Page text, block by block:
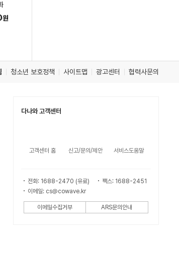
원
청소년 보호정책 사이트맵 광고센터 협력사문의
다나와 고객센터
고객센터 홈 신고/문의/제안 서비스도움말
전화: 1688-2470 (유료)
팩스: 1688-2451
이메일: cs@cowave.kr
이메일수집거부 ARS문의안내